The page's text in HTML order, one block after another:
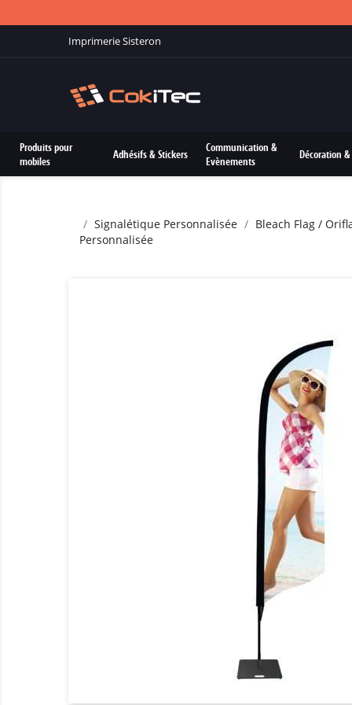
Imprimerie Sisteron
Produits pour
mobiles
Adhésifs & Stickers
Communication &
Evènements
Décoration
Signalétique Personnalisée
Bleach Flag /
Personnalisée